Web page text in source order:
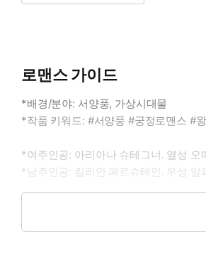
로맨스 가이드
*배경/분야: 서양풍, 가상시대물
*작품 키워드: #서양풍 #궁정로맨스 #
*여주인공: 아리아나 슈테그너. 열성
*남주인공: 킬리안 페르슈테인. 우성